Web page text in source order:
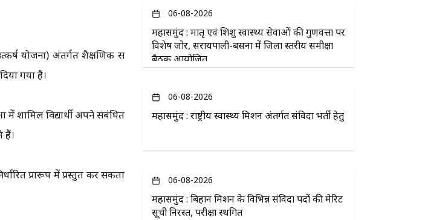
योजना) अंतर्गत शैक्षणिक सत्र
गया है।
में शामिल विद्यार्थी अपने संबंधित
हैं।
प्रारूप में प्रस्तुत कर सकता
06-08-2026
महासमुंद : मातृ एवं शिशु स्वास्थ्य सेवाओं की गुणवत्ता पर
विशेष जोर, सरायपाली-बसना में जिला स्तरीय समीक्षा
बैठक आयोजित
06-08-2026
महासमुंद : राष्ट्रीय स्वास्थ्य मिशन अंतर्गत संविदा भर्ती हेतु
06-08-2026
महासमुंद : बिहान मिशन के विभिन्न संविदा पदों की मेरिट
सूची निरस्त, परीक्षा स्थगित